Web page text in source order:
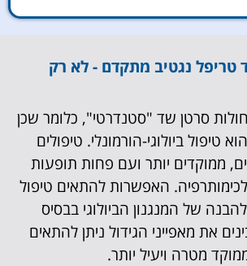
טריפל נגטיב מתקדם - לא רק
סרטן שד "סטנדרטי", כלומר שכן
טיפול ביולוגי-הורמונלי. טיפולים
ממוקדים יותר ועם פחות תופעות
האפשרות להתאים טיפול
של המנגנון הביולוגי בבסיס
את מאפייני הגידול ניתן להתאים
מטרה ויעיל יותר.